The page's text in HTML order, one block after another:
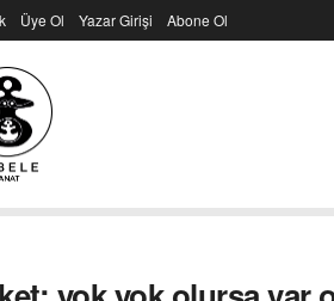
Üye Ol Yazar Girişi Abone Ol